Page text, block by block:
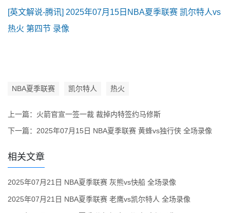
[英文解说-腾讯] 2025年07月15日NBA夏季联赛 凯尔特人vs
热火 第四节 录像
NBA夏季联赛 凯尔特人 热火
上一篇： 火箭官宣一签一裁 裁掉内特签约马修斯
下一篇： 2025年07月15日 NBA夏季联赛 黄蜂vs独行侠 全场录像
相关文章
2025年07月21日 NBA夏季联赛 灰熊vs快船 全场录像
2025年07月21日 NBA夏季联赛 老鹰vs凯尔特人 全场录像